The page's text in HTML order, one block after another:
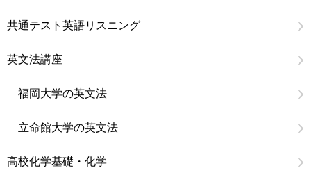
共通テスト英語リスニング
英文法講座
福岡大学の英文法
立命館大学の英文法
高校化学基礎・化学